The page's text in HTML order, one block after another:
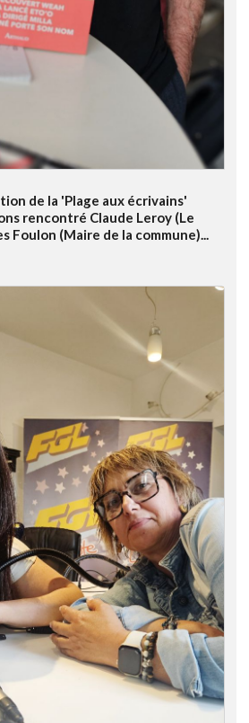
de la 'Plage aux écrivains'
rencontré Claude Leroy (Le
Foulon (Maire de la commune)...